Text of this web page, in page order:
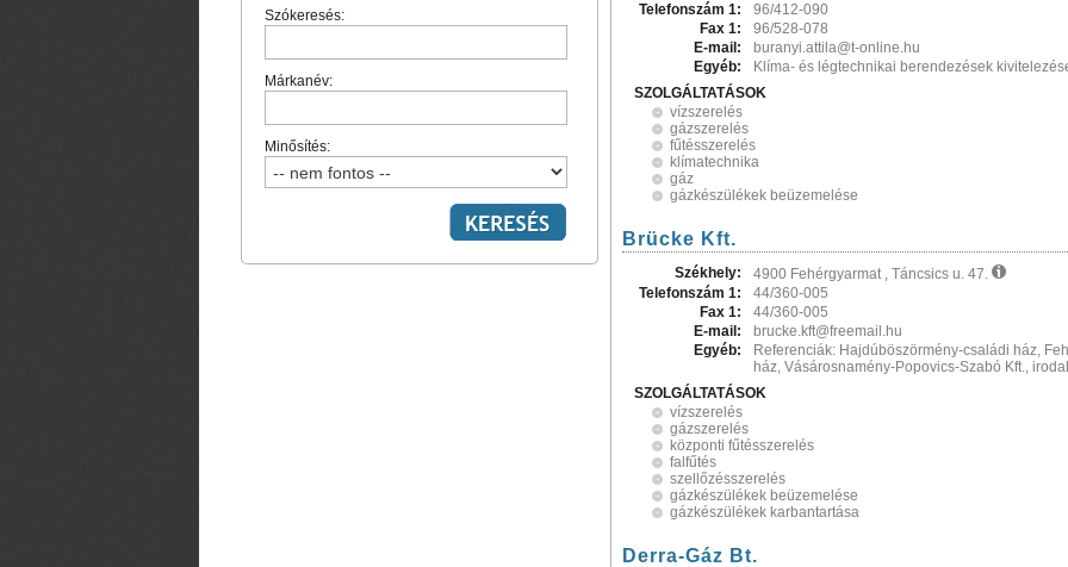
Szókeresés:
Márkanév:
Minősítés:
Telefonszám 1:
96/412-090
Fax 1:
96/528-078
E-mail:
buranyi.attila@t-online.hu
Egyéb:
Klíma- és légtechnikai berendezések
SZOLGÁLTATÁSOK
vízszerelés
gázszerelés
fűtésszerelés
klímatechnika
gáz
gázkészülékek beüzemelése
Brücke Kft.
Székhely:
4900 Fehérgyarmat , Táncsics u. 47.
Telefonszám 1:
44/360-005
Fax 1:
44/360-005
E-mail:
brucke.kft@freemail.hu
Egyéb:
Referenciák: Hajdúböszörmény-családi ház,
ház, Vásárosnamény-Popovics-Szabó Kft.,
SZOLGÁLTATÁSOK
vízszerelés
gázszerelés
központi fűtésszerelés
falfűtés
szellőzésszerelés
gázkészülékek beüzemelése
gázkészülékek karbantartása
Derra-Gáz Bt.